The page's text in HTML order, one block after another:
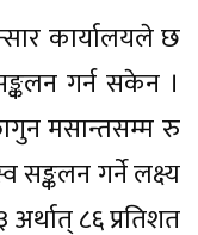
कार्यालयले छ
गर्न सकेन ।
मसान्तसम्म रु
सङ्कलन गर्ने लक्ष्य
८६ प्रतिशत